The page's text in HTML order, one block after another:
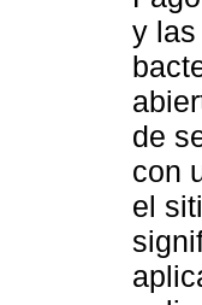
y
de
con
el